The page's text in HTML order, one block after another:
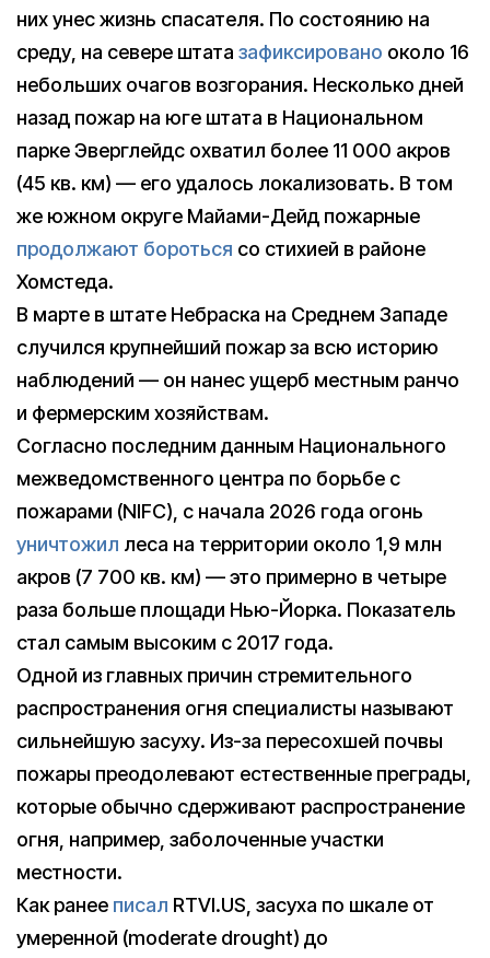
них унес жизнь спасателя. По состоянию на
среду, на севере штата зафиксировано около 16
небольших очагов возгорания. Несколько дней
назад пожар на юге штата в Национальном
парке Эверглейдс охватил более 11 000 акров
(45 кв. км) — его удалось локализовать. В том
же южном округе Майами-Дейд пожарные
продолжают бороться со стихией в районе
Хомстеда.
В марте в штате Небраска на Среднем Западе
случился крупнейший пожар за всю историю
наблюдений — он нанес ущерб местным ранчо
и фермерским хозяйствам.
Согласно последним данным Национального
межведомственного центра по борьбе с
пожарами (NIFC), с начала 2026 года огонь
уничтожил леса на территории около 1,9 млн
акров (7 700 кв. км) — это примерно в четыре
раза больше площади Нью-Йорка. Показатель
стал самым высоким с 2017 года.
Одной из главных причин стремительного
распространения огня специалисты называют
сильнейшую засуху. Из-за пересохшей почвы
пожары преодолевают естественные преграды,
которые обычно сдерживают распространение
огня, например, заболоченные участки
местности.
Как ранее писал RTVI.US, засуха по шкале от
умеренной (moderate drought) до